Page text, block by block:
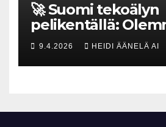
🚀 Suomi tekoälyn
pelikentällä:
maksavia
rakennammeko
tulevaisuuden
9.4.2026 HEIDI ÄÄNELÄ AI